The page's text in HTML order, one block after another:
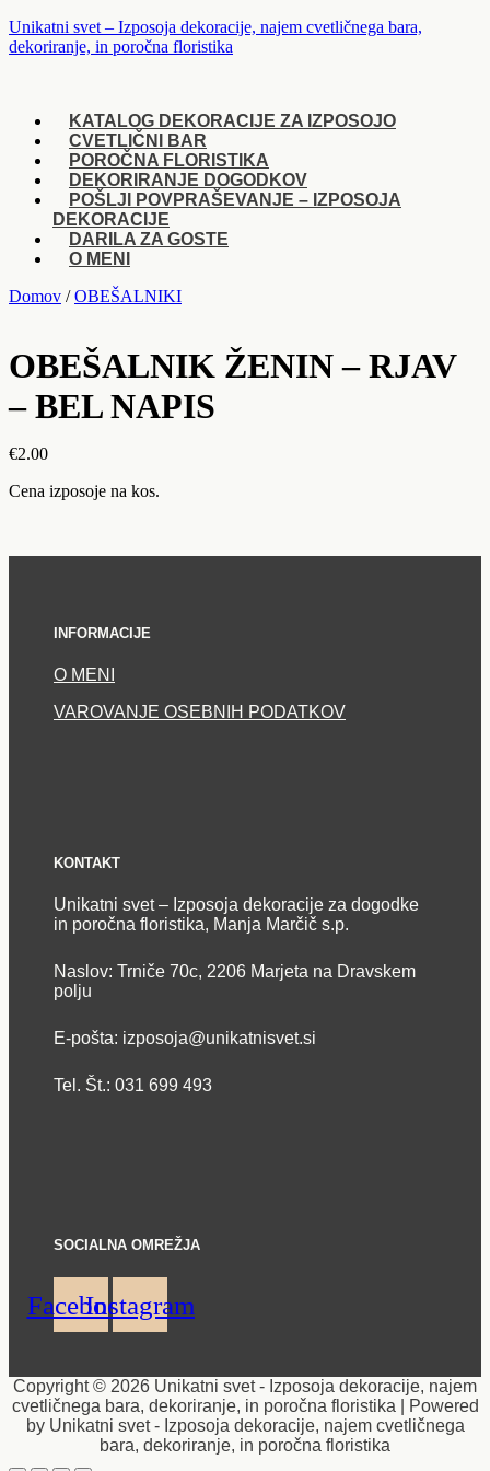
Unikatni svet – Izposoja dekoracije, najem cvetličnega bara,
dekoriranje, in poročna floristika
Menu
KATALOG DEKORACIJE ZA IZPOSOJO
CVETLIČNI BAR
POROČNA FLORISTIKA
DEKORIRANJE DOGODKOV
POŠLJI POVPRAŠEVANJE – IZPOSOJA
DEKORACIJE
DARILA ZA GOSTE
O MENI
Domov /OBEŠALNIKI
OBEŠALNIK ŽENIN – RJAV
– BEL NAPIS
€2.00
Cena izposoje na kos.
INFORMACIJE
O MENI
VAROVANJE OSEBNIH PODATKOV
KONTAKT
Unikatni svet – Izposoja dekoracije za dogodke
in poročna floristika, Manja Marčič s.p.
Naslov: Trniče 70c, 2206 Marjeta na Dravskem
polju
E-pošta: izposoja@unikatnisvet.si
Tel. Št.: 031 699 493
SOCIALNA OMREŽJA
FacebookInstagram
Copyright © 2026 Unikatni svet - Izposoja dekoracije, najem
cvetličnega bara, dekoriranje, in poročna floristika | Powered
by Unikatni svet - Izposoja dekoracije, najem cvetličnega
bara, dekoriranje, in poročna floristika